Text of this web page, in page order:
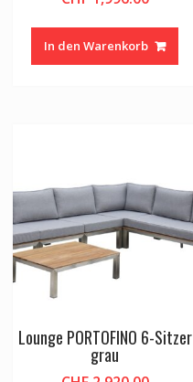
In den Warenkorb
Lounge PORTOFINO 6-Sitzer
grau